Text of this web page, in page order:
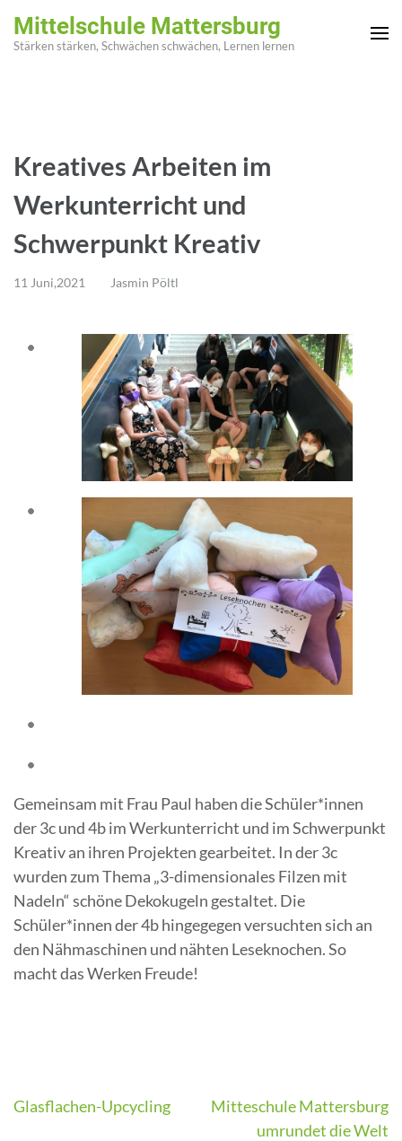
Inhalt
Mittelschule Mattersburg
Stärken stärken, Schwächen schwächen, Lernen lernen
Kreatives Arbeiten im
Werkunterricht und
Schwerpunkt Kreativ
11 Juni,2021 Jasmin Pöltl
Gemeinsam mit Frau Paul haben die Schüler*innen
der 3c und 4b im Werkunterricht und im Schwerpunkt
Kreativ an ihren Projekten gearbeitet. In der 3c
wurden zum Thema „3-dimensionales Filzen mit
Nadeln“ schöne Dekokugeln gestaltet. Die
Schüler*innen der 4b hingegegen versuchten sich an
den Nähmaschinen und nähten Leseknochen. So
macht das Werken Freude!
Beitragsnavigation
Glasflachen-Upcycling
Mitteschule Mattersburg
umrundet die Welt